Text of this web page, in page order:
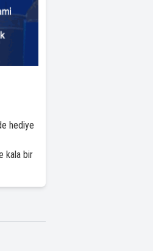
hediye
kala bir